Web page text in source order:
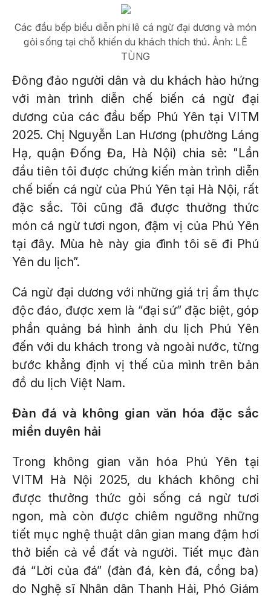
Các đầu bếp biểu diễn phi lê cá ngừ đại dương và món
gỏi sống tại chỗ khiến du khách thích thú. Ảnh: LÊ
TÙNG
Đông đảo người dân và du khách hào hứng
với màn trình diễn chế biến cá ngừ đại
dương của các đầu bếp Phú Yên tại VITM
2025. Chị Nguyễn Lan Hương (phường Láng
Hạ, quận Đống Đa, Hà Nội) chia sẻ: "Lần
đầu tiên tôi được chứng kiến màn trình diễn
chế biến cá ngừ của Phú Yên tại Hà Nội, rất
đặc sắc. Tôi cũng đã được thưởng thức
món cá ngừ tươi ngon, đậm vị của Phú Yên
tại đây. Mùa hè này gia đình tôi sẽ đi Phú
Yên du lịch”.
Cá ngừ đại dương với những giá trị ẩm thực
độc đáo, được xem là “đại sứ” đặc biệt, góp
phần quảng bá hình ảnh du lịch Phú Yên
đến với du khách trong và ngoài nước, từng
bước khẳng định vị thế của mình trên bản
đồ du lịch Việt Nam.
Đàn đá và không gian văn hóa đặc sắc
miền duyên hải
Trong không gian văn hóa Phú Yên tại
VITM Hà Nội 2025, du khách không chỉ
được thưởng thức gỏi sống cá ngừ tươi
ngon, mà còn được chiêm ngưỡng những
tiết mục nghệ thuật dân gian mang đậm hơi
thở biển cả về đất và người. Tiết mục đàn
đá “Lời của đá” (đàn đá, kèn đá, cồng ba)
do Nghệ sĩ Nhân dân Thanh Hải, Phó Giám